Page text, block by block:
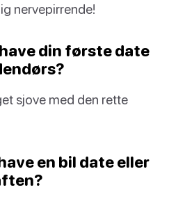
nervepirrende!
din første date
sjove med den rette
en bil date eller